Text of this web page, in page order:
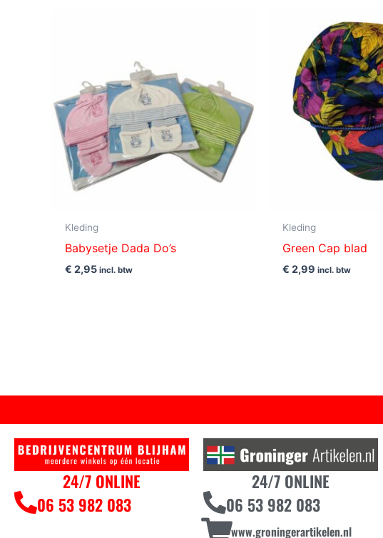
Kleding
Babysetje Dada Do’s
€ 2,95 incl. btw
Kleding
Green Cap blad
€ 2,99 incl. btw
24/7 ONLINE
06 53 982 083
24/7 ONLINE
06 53 982 083
www.groningerartikelen.nl